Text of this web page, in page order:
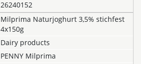
26240152
Milprima Naturjoghurt 3,5% stichfest
4x150g
Dairy products
PENNY Milprima